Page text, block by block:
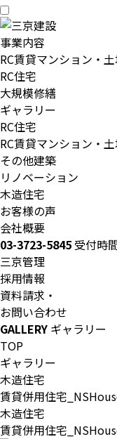
事業内容
RC賃貸マンション・
RC住宅
大規模修繕
ギャラリー
RC住宅
RC賃貸マンション・
その他建築
リノベーション
木造住宅
お客様の声
会社概要
03-3723-5845 受付時
三京管理
採用情報
資料請求・
お問い合わせ
GALLERY ギャラリー
TOP
ギャラリー
木造住宅
賃貸併用住宅
木造住宅
賃貸併用住宅